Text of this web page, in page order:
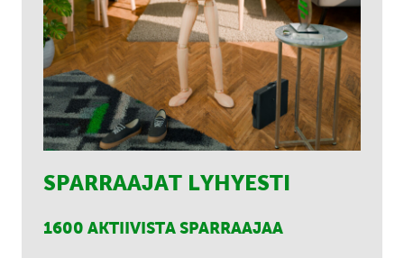
SPARRAAJAT LYHYESTI
1600 AKTIIVISTA SPARRAAJAA